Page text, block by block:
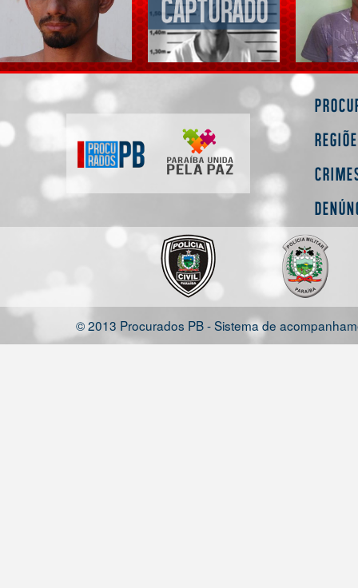
© 2013 Procurados PB - Sistema de